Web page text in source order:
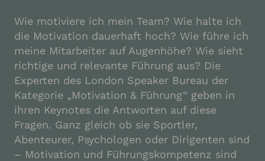
Wie motiviere ich mein Team? Wie halte ich
die Motivation dauerhaft hoch? Wie führe ich
meine Mitarbeiter auf Augenhöhe? Wie sieht
richtige und relevante Führung aus? Die
Experten des London Speaker Bureau der
Kategorie „Motivation & Führung“ geben in
ihren Keynotes die Antworten auf diese
Fragen. Ganz gleich ob sie Sportler,
Abenteurer, Psychologen oder Dirigenten sind
– Motivation und Führungskompetenz sind